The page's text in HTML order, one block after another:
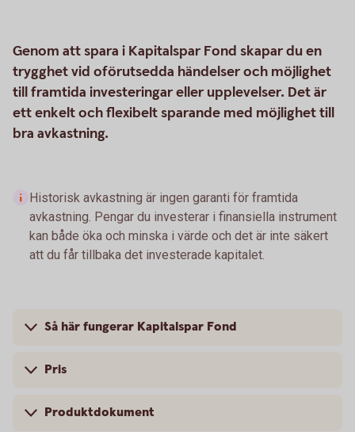
Genom att spara i Kapitalspar Fond skapar du en
trygghet vid oförutsedda händelser och möjlighet
till framtida investeringar eller upplevelser. Det är
ett enkelt och flexibelt sparande med möjlighet till
bra avkastning.
Historisk avkastning är ingen garanti för framtida
avkastning. Pengar du investerar i finansiella instrument
kan både öka och minska i värde och det är inte säkert
att du får tillbaka det investerade kapitalet.
Så här fungerar Kapitalspar Fond
Pris
Produktdokument